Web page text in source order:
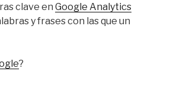
clave en Google Analytics
y frases con las que un
?